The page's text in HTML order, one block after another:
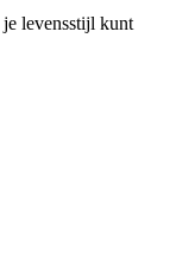
je levensstijl kunt